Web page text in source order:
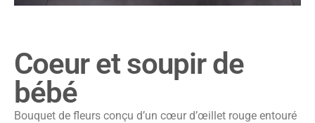
Coeur et soupir de
bébé
Bouquet de fleurs conçu d’un cœur d’œillet rouge entouré